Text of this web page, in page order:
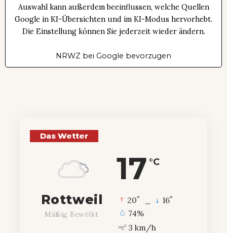
Auswahl kann außerdem beeinflussen, welche Quellen
Google in KI-Übersichten und im KI-Modus hervorhebt.
Die Einstellung können Sie jederzeit wieder ändern.
NRWZ bei Google bevorzugen
Das Wetter
17 °C
Rottweil
Mäßig Bewölkt
20° 16°
74%
3 km/h